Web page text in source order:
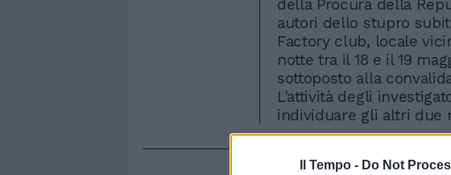
Il Tempo - Do Not
della Procura della
autori dello stupro
Factory club, locale
notte tra il 18 e il 19
sottoposto alla
L'attività degli
individuare gli altri due